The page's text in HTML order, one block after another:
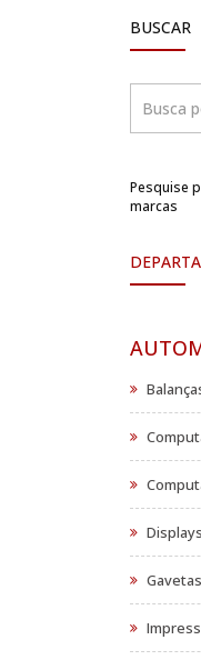
BUSCAR
Pesquise
marcas
Gavetas